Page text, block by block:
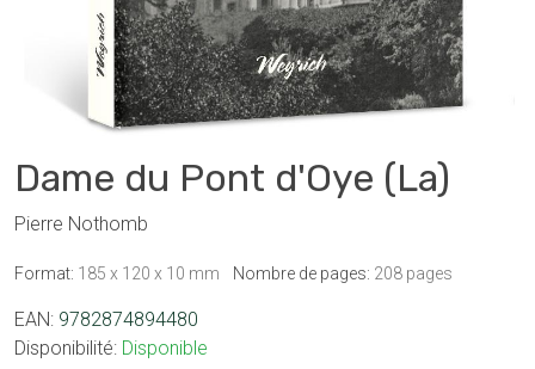
Dame du Pont d'Oye (La)
Pierre Nothomb
Format: 185 x 120 x 10 mm Nombre de pages: 208 pages
EAN: 9782874894480
Disponibilité: Disponible